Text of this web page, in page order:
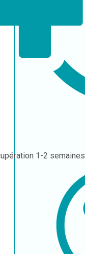
1-2 semaines